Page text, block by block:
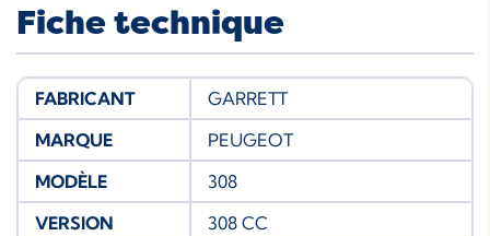
Fiche technique
FABRICANT
GARRETT
MARQUE
PEUGEOT
MODÈLE
308
VERSION
308 CC